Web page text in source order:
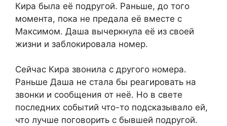
Кира была её подругой. Раньше, до того
момента, пока не предала её вместе с
Максимом. Даша вычеркнула её из своей
жизни и заблокировала номер.
Сейчас Кира звонила с другого номера.
Раньше Даша не стала бы реагировать на
звонки и сообщения от неё. Но в свете
последних событий что-то подсказывало ей,
что лучше поговорить с бывшей подругой.